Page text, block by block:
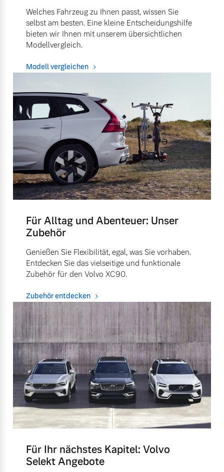
Welches Fahrzeug zu Ihnen passt, wissen Sie
selbst am besten. Eine kleine Entscheidungshilfe
bieten wir Ihnen mit unserem übersichtlichen
Modellvergleich.
Modell vergleichen
Für Alltag und Abenteuer: Unser
Zubehör
Genießen Sie Flexibilität, egal, was Sie vorhaben.
Entdecken Sie das vielseitige und funktionale
Zubehör für den Volvo XC90.
Zubehör entdecken
Für Ihr nächstes Kapitel: Volvo
Selekt Angebote